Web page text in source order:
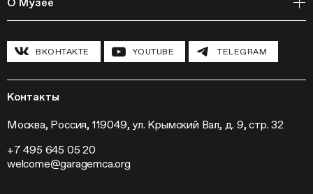
Полевые исследования
Инклюзивные программы
Конференции
Программа «Новые медиа»
Кинопрограмма
Выставки
Слет институций современного искусства
Курсы
Циклы лекций
Павильон «Шестигранник»
Хроника Музея «Гараж»
Новости
Пресса
Контакты
ВКОНТАКТЕ YOUTUBE TELEGRAM
Контакты
Москва, Россия, 119049, ул. Крымский Вал, д. 9, стр. 32
+7 495 645 05 20
welcome@garagemca.org